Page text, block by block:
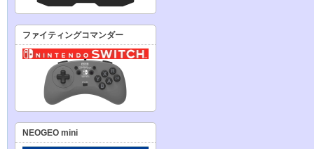
ファイティングコマンダー
NEOGEO mini